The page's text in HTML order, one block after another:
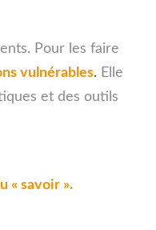
Pour les faire
vulnérables. Elle
et des outils
« savoir ».